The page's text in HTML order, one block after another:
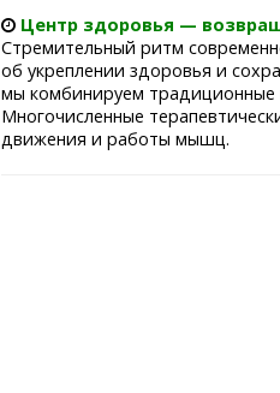
Центр здоровья —
Стремительный ритм
об укреплении здоровья и
мы комбинируем традиционные
Многочисленные
движения и работы мышц.